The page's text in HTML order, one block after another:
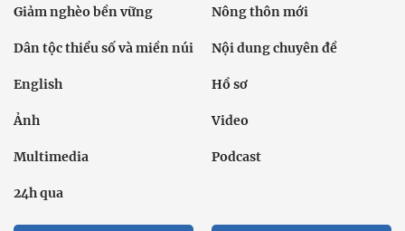
Giảm nghèo bền vững Nông thôn mới
Dân tộc thiểu số và miền núi Nội dung chuyên đề
English Hồ sơ
Ảnh Video
Multimedia Podcast
24h qua